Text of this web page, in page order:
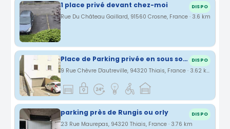
1 place privé devant chez-moi DISPO
Rue Du Château Gaillard, 91560 Crosne, France · 3.6 km
Place de Parking privée en sous sol à louer proche aéroport orly 5 minutes DISPO
9 Rue Chèvre D'autreville, 94320 Thiais, France · 3.62 km
parking près de Rungis ou orly DISPO
23 Rue Maurepas, 94320 Thiais, France · 3.76 km